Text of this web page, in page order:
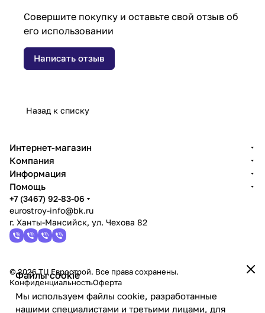
Совершите покупку и оставьте свой отзыв об
его использовании
Написать отзыв
Назад к списку
Файлы cookie
Мы используем файлы cookie, разработанные
нашими специалистами и третьими лицами, для
Интернет-магазин
Компания
Информация
Помощь
+7 (3467) 92-83-06
eurostroy-info@bk.ru
г. Ханты-Мансийск, ул. Чехова 82
© 2026 ТЦ Еврострой. Все права сохранены.
КонфиденциальностьОферта